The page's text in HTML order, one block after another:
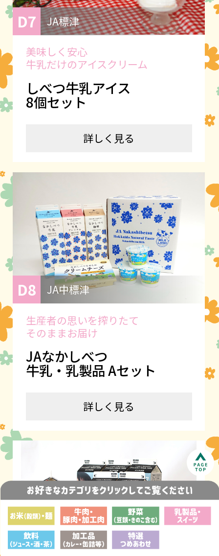
D7 JA標津
美味しく安心
牛乳だけのアイスクリーム
しべつ牛乳アイス
8個セット
詳しく見る
D8 JA中標津
生産者の思いを搾りたて
そのままお届け
JAなかしべつ
牛乳・乳製品 Aセット
詳しく見る